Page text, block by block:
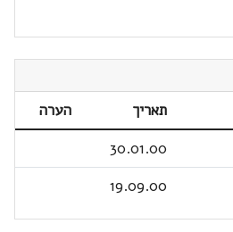
תאריך
הערה
30.01.00
19.09.00